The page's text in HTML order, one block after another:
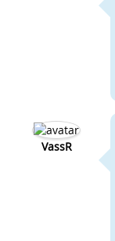
VassR